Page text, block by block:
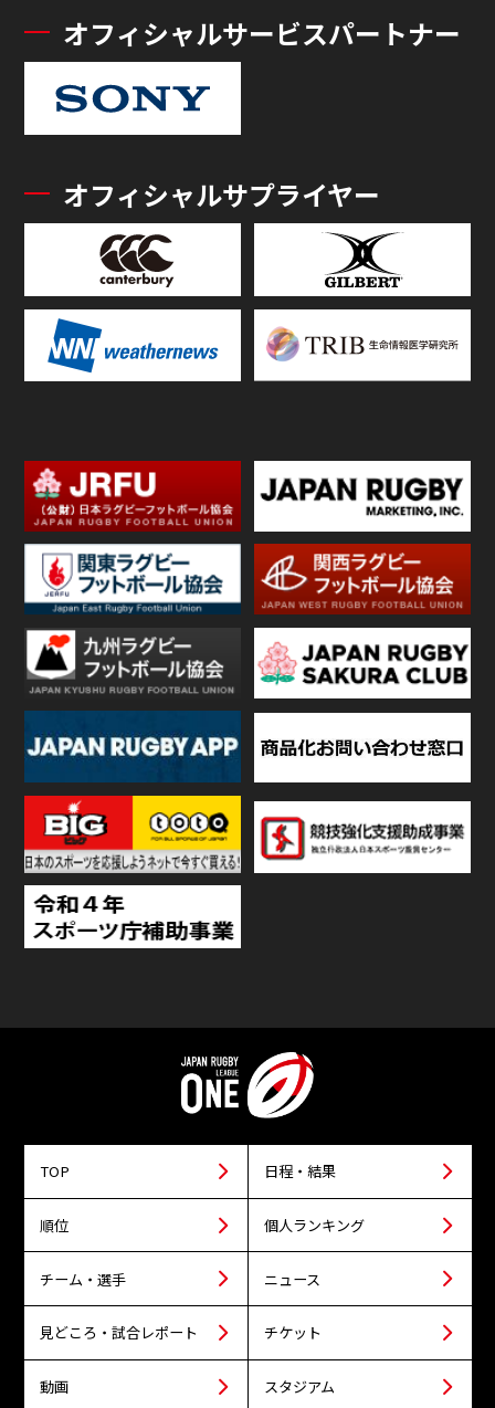
オフィシャルサービスパートナー
オフィシャルサプライヤー
TOP 日程・結果
順位 個人ランキング
チーム・選手 ニュース
見どころ・試合レポート チケット
動画 スタジアム